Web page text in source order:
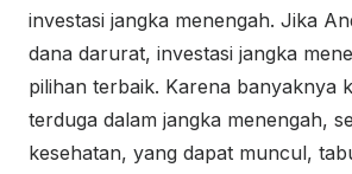
investasi jangka menengah. Jika
dana darurat, investasi jangka
pilihan terbaik. Karena banyaknya
terduga dalam jangka menengah,
kesehatan, yang dapat muncul,